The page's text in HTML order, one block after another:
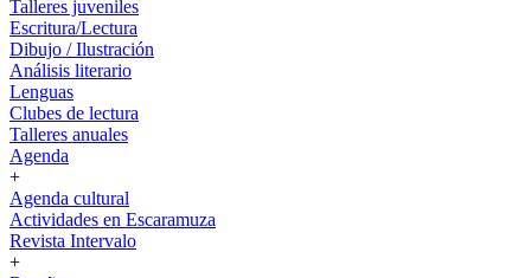
Talleres juveniles
Escritura/Lectura
Dibujo / Ilustración
Análisis literario
Lenguas
Clubes de lectura
Talleres anuales
Agenda
+
Agenda cultural
Actividades en Escaramuza
Revista Intervalo
+